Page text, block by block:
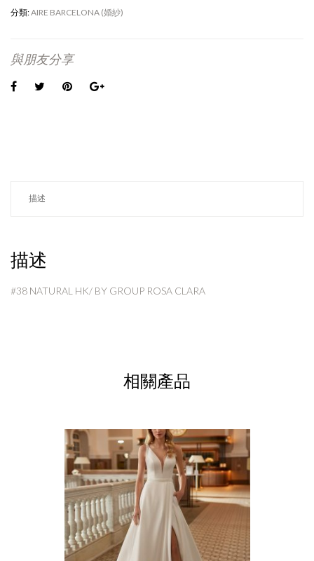
分類:AIRE BARCELONA (婚紗)
與朋友分享
描述
描述
#38 NATURAL HK/ BY GROUP ROSA CLARA
相關產品